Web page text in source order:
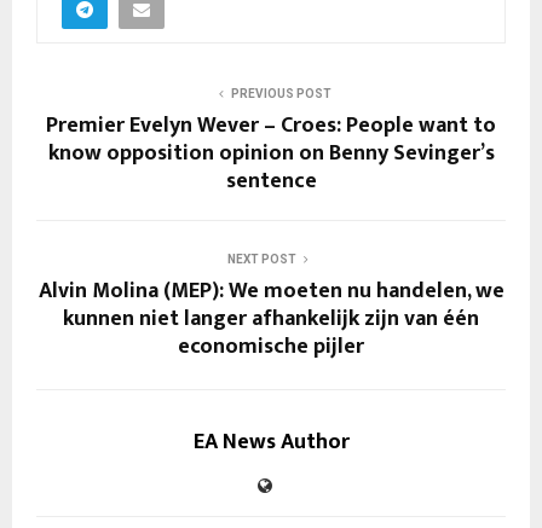
PREVIOUS POST
Premier Evelyn Wever – Croes: People want to
know opposition opinion on Benny Sevinger’s
sentence
NEXT POST
Alvin Molina (MEP): We moeten nu handelen, we
kunnen niet langer afhankelijk zijn van één
economische pijler
EA News Author